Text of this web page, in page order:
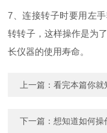
7、连接转子时要用左
转转子，这样操作是为
长仪器的使用寿命。
上一篇：看完本篇你就
下一篇：想知道如何操